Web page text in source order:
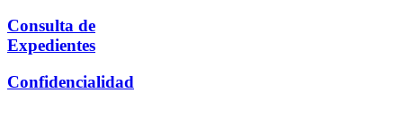
Consulta de
Expedientes
Confidencialidad